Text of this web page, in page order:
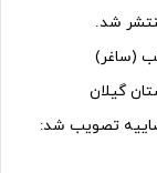
شد.
(ساغر)
گیلان
تصویب شد: